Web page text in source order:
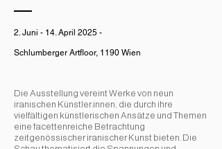
2. Juni - 14. April 2025 -
Schlumberger Artfloor, 1190 Wien
Die Ausstellung vereint Werke von neun
iranischen Künstler:innen, die durch ihre
vielfältigen künstlerischen Ansätze und Themen
eine facettenreiche Betrachtung
zeitgenössischer iranischer Kunst bieten. Die